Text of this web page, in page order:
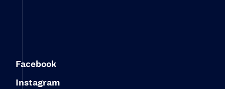
Facebook
Instagram